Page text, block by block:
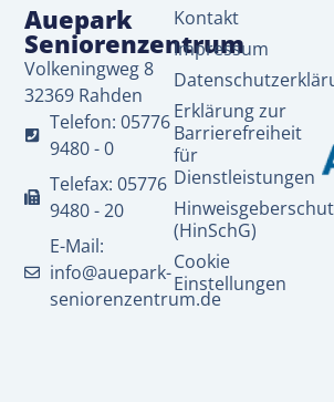
Auepark
Seniorenzentrum
Volkeningweg 8
32369 Rahden
Telefon: 05776
9480 - 0
Telefax: 05776
9480 - 20
E-Mail:
info@auepark-
seniorenzentrum.de
Kontakt
Impressum
Erklärung zur
Barrierefreiheit
für
Dienstleistungen
(HinSchG)
Cookie
Einstellungen